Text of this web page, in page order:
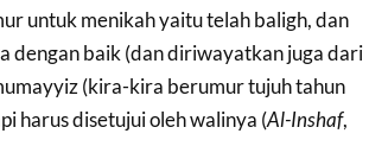
untuk menikah yaitu telah baligh, dan
dengan baik (dan diriwayatkan juga dari
(kira-kira berumur tujuh tahun
harus disetujui oleh walinya (Al-Inshaf,